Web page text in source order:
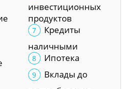
инвестиционных
продуктов
Кредиты
наличными
Ипотека
Вклады до